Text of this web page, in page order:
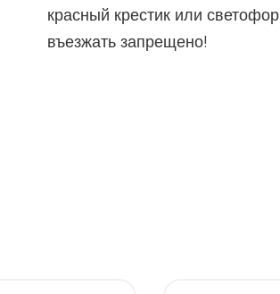
красный крестик или
въезжать запрещено!